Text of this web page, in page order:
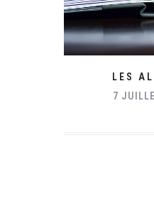
LES
7